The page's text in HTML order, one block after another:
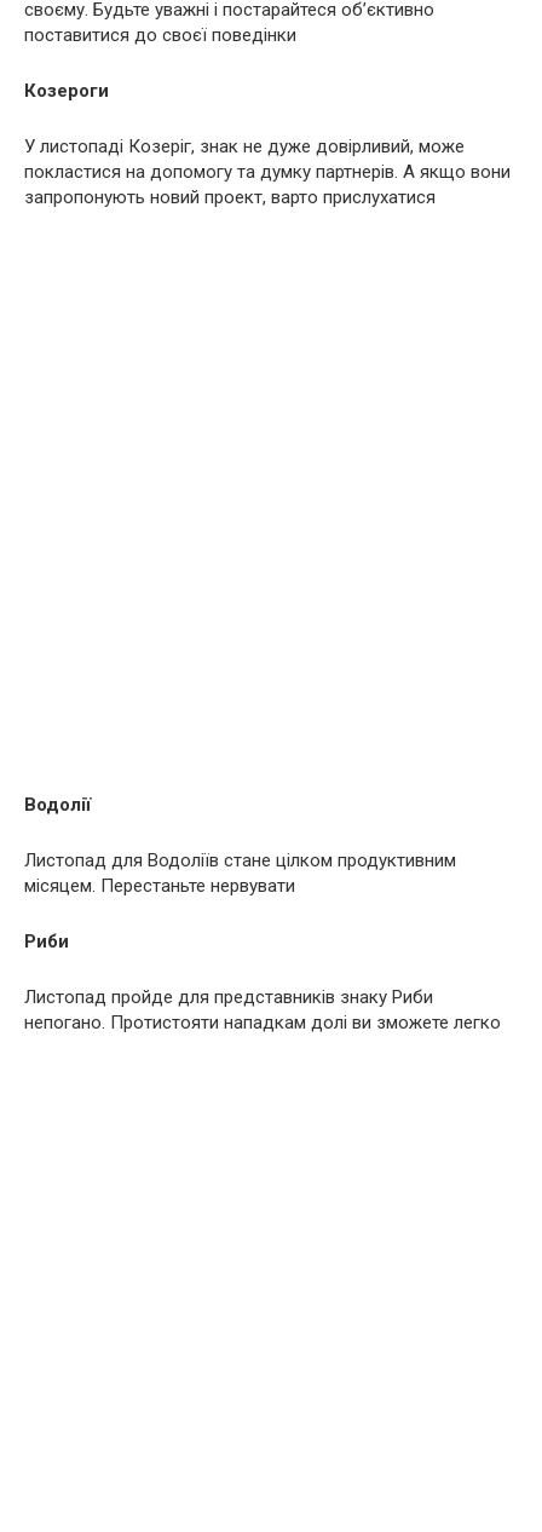
своєму. Будьте уважні і постарайтеся об’єктивно
поставитися до своєї поведінки
Козероги
У листопаді Козеріг, знак не дуже довірливий, може
покластися на допомогу та думку партнерів. А якщо вони
запропонують новий проект, варто прислухатися
Водолії
Листопад для Водоліїв стане цілком продуктивним
місяцем. Перестаньте нервувати
Риби
Листопад пройде для представників знаку Риби
непогано. Протистояти нападкам долі ви зможете легко